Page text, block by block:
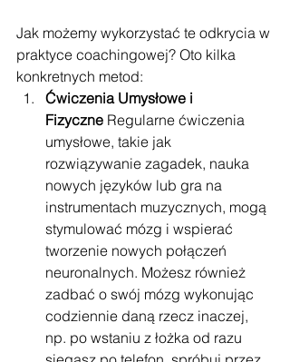
Jak możemy wykorzystać te odkrycia w
praktyce coachingowej? Oto kilka
konkretnych metod:
Ćwiczenia Umysłowe i
Fizyczne Regularne ćwiczenia
umysłowe, takie jak
rozwiązywanie zagadek, nauka
nowych języków lub gra na
instrumentach muzycznych, mogą
stymulować mózg i wspierać
tworzenie nowych połączeń
neuronalnych. Możesz również
zadbać o swój mózg wykonując
codziennie daną rzecz inaczej,
np. po wstaniu z łożka od razu